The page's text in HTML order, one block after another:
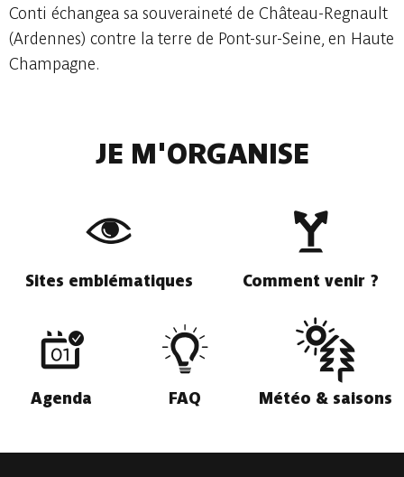
Conti échangea sa souveraineté de Château-Regnault
(Ardennes) contre la terre de Pont-sur-Seine, en Haute
Champagne.
JE M'ORGANISE
Sites emblématiques Comment venir ?
Agenda FAQ Météo & saisons